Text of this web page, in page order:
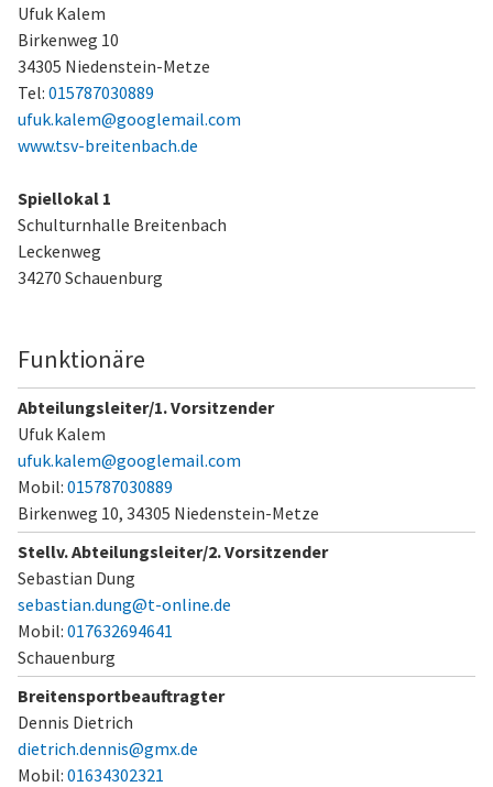
Ufuk Kalem
Birkenweg 10
34305 Niedenstein-Metze
Tel: 015787030889
ufuk.kalem@googlemail.com
www.tsv-breitenbach.de
Spiellokal 1
Schulturnhalle Breitenbach
Leckenweg
34270 Schauenburg
Funktionäre
Abteilungsleiter/1. Vorsitzender
Ufuk Kalem
ufuk.kalem@googlemail.com
Mobil: 015787030889
Birkenweg 10, 34305 Niedenstein-Metze
Stellv. Abteilungsleiter/2. Vorsitzender
Sebastian Dung
sebastian.dung@t-online.de
Mobil: 017632694641
Schauenburg
Breitensportbeauftragter
Dennis Dietrich
dietrich.dennis@gmx.de
Mobil: 01634302321